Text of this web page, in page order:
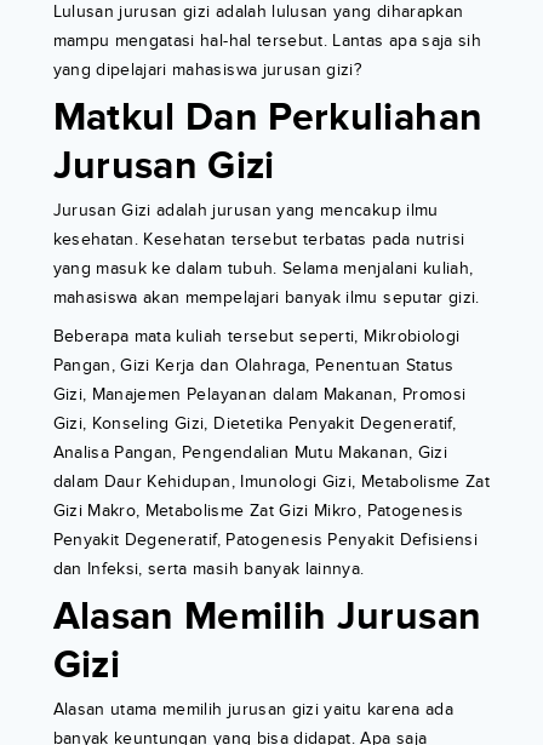
Lulusan jurusan gizi adalah lulusan yang diharapkan
mampu mengatasi hal-hal tersebut. Lantas apa saja sih
yang dipelajari mahasiswa jurusan gizi?
Matkul Dan Perkuliahan
Jurusan Gizi
Jurusan Gizi adalah jurusan yang mencakup ilmu
kesehatan. Kesehatan tersebut terbatas pada nutrisi
yang masuk ke dalam tubuh. Selama menjalani kuliah,
mahasiswa akan mempelajari banyak ilmu seputar gizi.
Beberapa mata kuliah tersebut seperti, Mikrobiologi
Pangan, Gizi Kerja dan Olahraga, Penentuan Status
Gizi, Manajemen Pelayanan dalam Makanan, Promosi
Gizi, Konseling Gizi, Dietetika Penyakit Degeneratif,
Analisa Pangan, Pengendalian Mutu Makanan, Gizi
dalam Daur Kehidupan, Imunologi Gizi, Metabolisme Zat
Gizi Makro, Metabolisme Zat Gizi Mikro, Patogenesis
Penyakit Degeneratif, Patogenesis Penyakit Defisiensi
dan Infeksi, serta masih banyak lainnya.
Alasan Memilih Jurusan
Gizi
Alasan utama memilih jurusan gizi yaitu karena ada
banyak keuntungan yang bisa didapat. Apa saja